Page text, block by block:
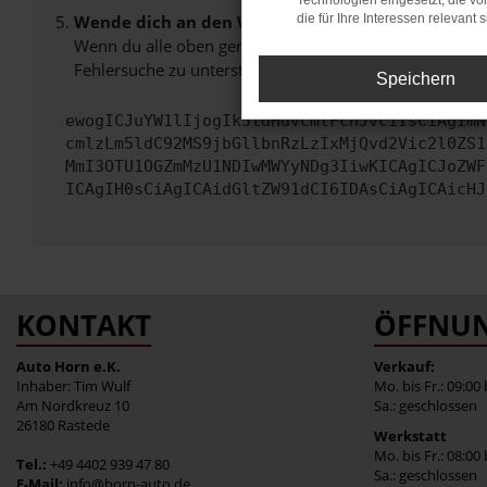
Wende dich an den Webseitenbetreiber.
Wenn du alle oben genannten Schritte versucht hast,
Fehlersuche zu unterstützen:
KONTAKT
Auto Horn e.K.
Inhaber: Tim Wulf
Am Nordkreuz 10
26180 Rastede
Tel.: +49 4402 939 47 80
Verkauf:
Mo. bis Fr.: 09:00
Sa.: geschlossen
Werkstatt
Mo. bis Fr.: 08:00
Sa.: geschlossen
die für Ihre Interessen relevant
Speichern